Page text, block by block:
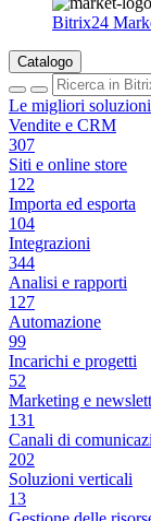
Bitrix24
Catalogo
Le migliori
Vendite e CRM
307
Siti e online store
122
Importa ed esporta
104
Integrazioni
344
Analisi e rapporti
127
Automazione
99
Incarichi e progetti
52
Marketing e
131
Canali di
202
Soluzioni verticali
13